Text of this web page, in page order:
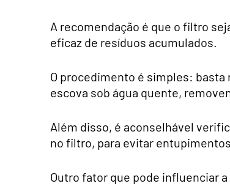
A recomendação é que o filtro
eficaz de resíduos acumulados.
O procedimento é simples:
escova sob água quente,
Além disso, é aconselhável
no filtro, para evitar
Outro fator que pode influenciar